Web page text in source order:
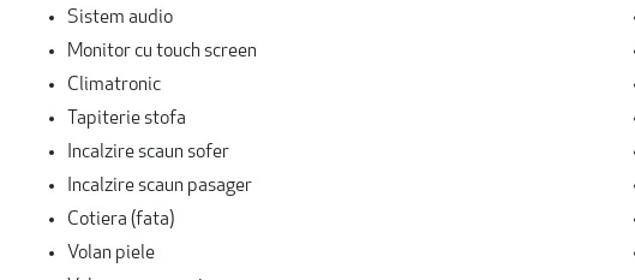
Sistem audio
Monitor cu touch screen
Climatronic
Tapiterie stofa
Incalzire scaun sofer
Incalzire scaun pasager
Cotiera (fata)
Volan piele